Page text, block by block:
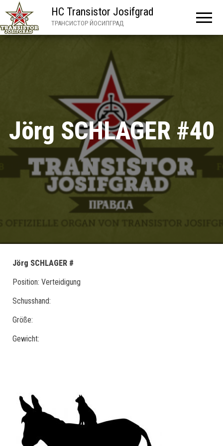
HC Transistor Josifgrad
ТРАНСИСТОР ЙОСИПГРАД
Jörg SCHLAGER #40
Jörg SCHLAGER #
Position: Verteidigung
Schusshand:
Größe:
Gewicht: